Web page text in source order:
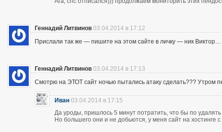
Геннадий Литвинов 03.04.2014 в 17:12
Прислали так же — пишите на этом сайте в личку — ник Виктор…
Геннадий Литвинов 03.04.2014 в 17:13
Смотрю на ЭТОТ сайт ночью пытались атаку сделать??? Утром
Иван 03.04.2014 в 17:15
Да уроды, пришлось 5 минут потратить, что бы по
Но большего они и не добьются, у меня сайт на хостинге